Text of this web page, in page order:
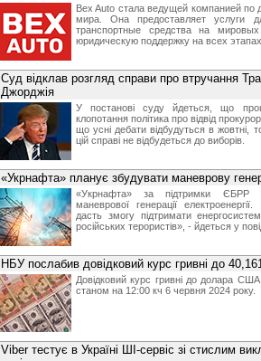
Bex Auto стала ведущей компанией по
мира. Она предоставляет услуги
транспортные средства на
юридическую поддержку на всех
Суд відклав розгляд справи про втручання
Джорджія
У постанові суду йдеться, що
клопотання політика про відвід
що усні дебати відбудуться в
цій справі не відбудеться до виборів.
«Укрнафта» планує збудувати маневрову
«Укрнафта» за підтримки ЄБРР
маневрової генерації
дасть змогу підтримати
російських терористів», - йдеться у
НБУ послабив довідковий курс гривні до
Довідковий курс гривні до долара
станом на 12:00 кч 6 червня 2024 року.
Viber тестує в Україні ШІ-сервіс зі стислим